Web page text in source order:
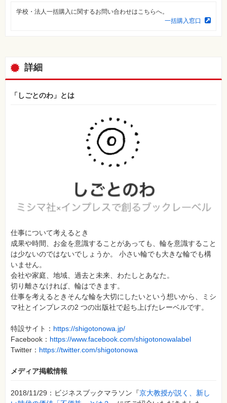
学校・法人一括購入に関するお問い合わせはこちらへ。
一括購入窓口
詳細
「しごとのわ」とは
仕事について考えるとき
成果や時間、お金を意識することがあっても、輪を意識すること
は少ないのではないでしょうか。 小さい輪でも大きな輪でも構
いません。
会社や家庭、地域、過去と未来、わたしとあなた。
切り離さなければ、輪はできます。
仕事を考えるときそんな輪を大切にしたいという想いから、ミシ
マ社とインプレスの2 つの出版社で起ち上げたレーベルです。
特設サイト： https://shigotonowa.jp/
Facebook： https://www.facebook.com/shigotonowalabel
Twitter： https://twitter.com/shigotonowa
メディア掲載情報
2018/11/29：ビジネスブックマラソン『京大教授が説く、新し